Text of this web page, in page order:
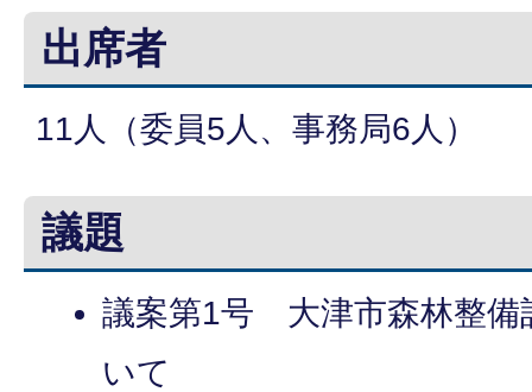
出席者
11人（委員5人、事務局6人）
議題
議案第1号 大津市森林整備
いて